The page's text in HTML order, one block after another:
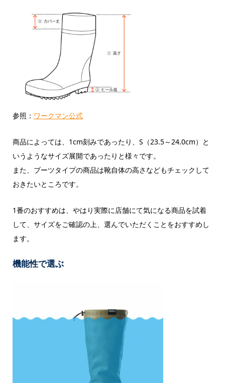
参照： ワークマン公式
商品によっては、1cm刻みであったり、S（23.5～24.0cm）と
いうようなサイズ展開であったりと様々です。
また、ブーツタイプの商品は靴自体の高さなどもチェックして
おきたいところです。
1番のおすすめは、やはり実際に店舗にて気になる商品を試着
して、サイズをご確認の上、選んでいただくことをおすすめし
ます。
機能性で選ぶ